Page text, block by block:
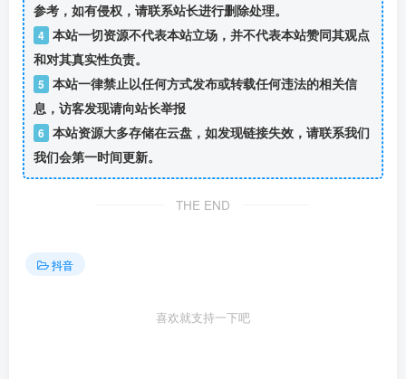
参考，如有侵权，请联系站长进行删除处理。
4 本站一切资源不代表本站立场，并不代表本站赞同其观点
和对其真实性负责。
5 本站一律禁止以任何方式发布或转载任何违法的相关信
息，访客发现请向站长举报
6 本站资源大多存储在云盘，如发现链接失效，请联系我们
我们会第一时间更新。
THE END
抖音
喜欢就支持一下吧